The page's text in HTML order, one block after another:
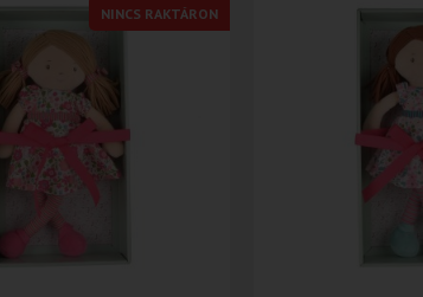
NINCS RAKTÁRON